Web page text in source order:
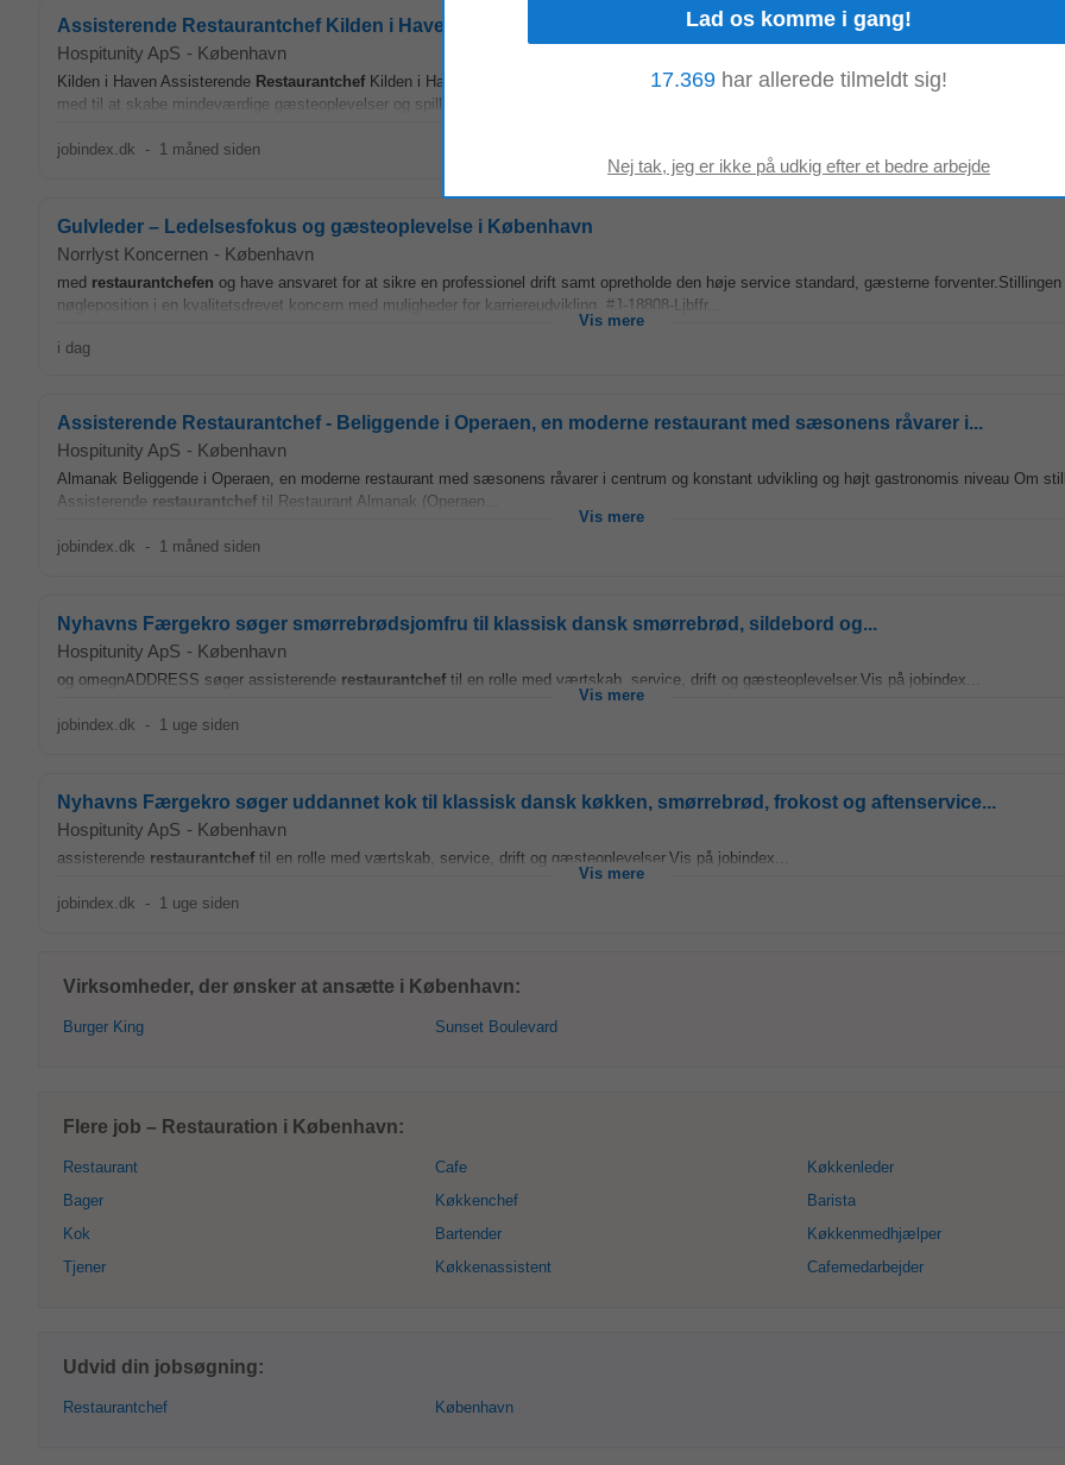
Assisterende Restaurantchef Kilden i Haven Tivoli København
Hospitunity ApS - København
Kilden i Haven Assisterende RestaurantchefKilden i Haven Tivoli København Om stillingen Assisterenderestaurantcheftil Kilden i Haven i Tivoli
med til at skabe mindeværdige gæsteoplevelser og spille...
jobindex.dk - 1 måned siden
Gulvleder – Ledelsesfokus og gæsteoplevelse i København
Norrlyst Koncernen - København
med restaurantchefen og have ansvaret for at sikre en professionel drift samt opretholde den høje service standard, gæsterne
nøgleposition i en kvalitetsdrevet koncern med muligheder for karriereudvikling. #J-18808-Ljbffr...
Vis mere
i dag
Assisterende Restaurantchef - Beliggende i Operaen, en moderne restaurant med sæsonens råvarer i...
Hospitunity ApS - København
Almanak Beliggende i Operaen, en moderne restaurant med sæsonens råvarer i centrum og konstant udvikling og højt gastronomis niveau Om
Assisterende restaurantchef til Restaurant Almanak (Operaen...
Vis mere
jobindex.dk - 1 måned siden
Nyhavns Færgekro søger smørrebrødsjomfru til klassisk dansk smørrebrød, sildebord og...
Hospitunity ApS - København
og omegnADDRESS søger assisterende restaurantcheftil en rolle med værtskab, service, drift og gæsteoplevelser.Vis på jobindex...
Vis mere
jobindex.dk - 1 uge siden
Nyhavns Færgekro søger uddannet kok til klassisk dansk køkken, smørrebrød, frokost og aftenservice...
Hospitunity ApS - København
assisterende restaurantcheftil en rolle med værtskab, service, drift og gæsteoplevelser.Vis på jobindex...
Vis mere
jobindex.dk - 1 uge siden
Virksomheder, der ønsker at ansætte i København:
Burger King Sunset Boulevard
Flere job – Restauration i København:
Restaurant
Bager
Kok
Tjener
Cafe
Køkkenchef
Bartender
Køkkenassistent
Køkkenleder
Barista
Køkkenmedhjælper
Cafemedarbejder
Udvid din jobsøgning:
Restaurantchef København
17.369 har allerede tilmeldt sig!